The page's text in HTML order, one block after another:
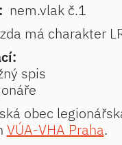
nem.vlak č.1
má charakter
spis
obec
VÚA-VHA Praha.